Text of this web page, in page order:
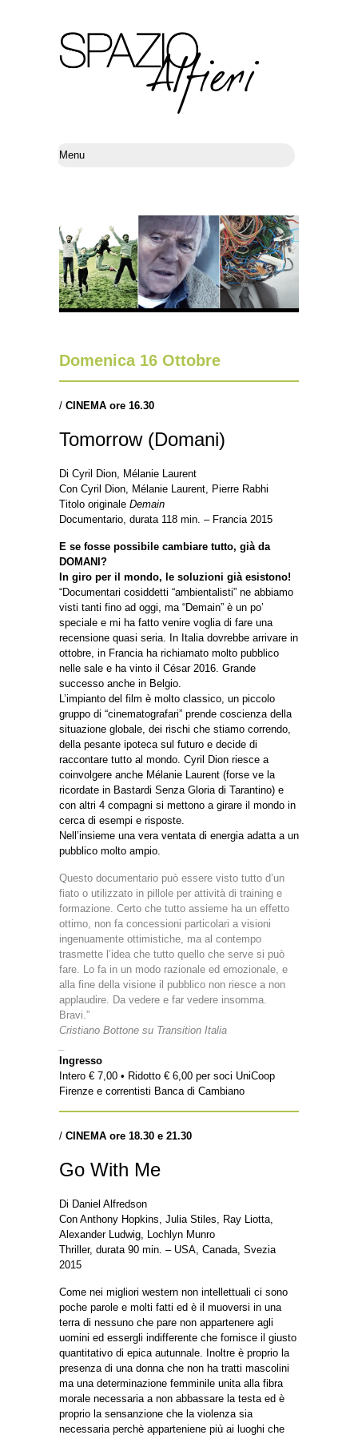
Domenica 16 Ottobre
/ CINEMA ore 16.30
Tomorrow (Domani)
Di Cyril Dion, Mélanie Laurent
Con Cyril Dion, Mélanie Laurent, Pierre Rabhi
Titolo originale Demain
Documentario, durata 118 min. – Francia 2015
E se fosse possibile cambiare tutto, già da
DOMANI?
In giro per il mondo, le soluzioni già esistono!
“Documentari cosiddetti “ambientalisti” ne abbiamo
visti tanti fino ad oggi, ma “Demain” è un po’
speciale e mi ha fatto venire voglia di fare una
recensione quasi seria. In Italia dovrebbe arrivare in
ottobre, in Francia ha richiamato molto pubblico
nelle sale e ha vinto il César 2016. Grande
successo anche in Belgio.
L’impianto del film è molto classico, un piccolo
gruppo di “cinematografari” prende coscienza della
situazione globale, dei rischi che stiamo correndo,
della pesante ipoteca sul futuro e decide di
raccontare tutto al mondo. Cyril Dion riesce a
coinvolgere anche Mélanie Laurent (forse ve la
ricordate in Bastardi Senza Gloria di Tarantino) e
con altri 4 compagni si mettono a girare il mondo in
cerca di esempi e risposte.
Nell’insieme una vera ventata di energia adatta a un
pubblico molto ampio.
Questo documentario può essere visto tutto d’un
fiato o utilizzato in pillole per attività di training e
formazione. Certo che tutto assieme ha un effetto
ottimo, non fa concessioni particolari a visioni
ingenuamente ottimistiche, ma al contempo
trasmette l’idea che tutto quello che serve si può
fare. Lo fa in un modo razionale ed emozionale, e
alla fine della visione il pubblico non riesce a non
applaudire. Da vedere e far vedere insomma.
Bravi.”
Cristiano Bottone su Transition Italia
Ingresso
Intero € 7,00 • Ridotto € 6,00 per soci UniCoop
Firenze e correntisti Banca di Cambiano
/ CINEMA ore 18.30 e 21.30
Go With Me
Di Daniel Alfredson
Con Anthony Hopkins, Julia Stiles, Ray Liotta,
Alexander Ludwig, Lochlyn Munro
Thriller, durata 90 min. – USA, Canada, Svezia
2015
Come nei migliori western non intellettuali ci sono
poche parole e molti fatti ed è il muoversi in una
terra di nessuno che pare non appartenere agli
uomini ed essergli indifferente che fornisce il giusto
quantitativo di epica autunnale. Inoltre è proprio la
presenza di una donna che non ha tratti mascolini
ma una determinazione femminile unita alla fibra
morale necessaria a non abbassare la testa ed è
proprio la sensanzione che la violenza sia
necessaria perchè apparteniene più ai luoghi che